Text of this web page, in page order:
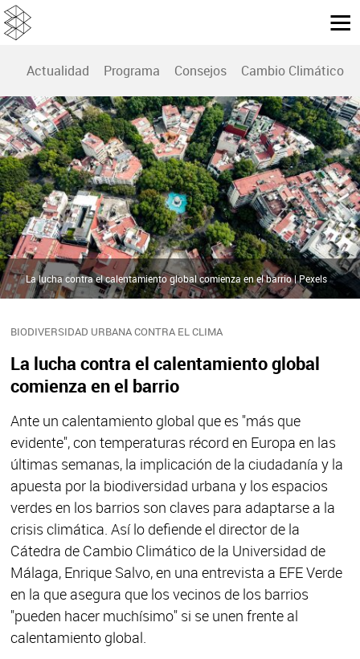
Actualidad Programa Consejos Cambio Climático
BIODIVERSIDAD URBANA CONTRA EL CLIMA
La lucha contra el calentamiento global
comienza en el barrio
Ante un calentamiento global que es "más que
evidente", con temperaturas récord en Europa en las
últimas semanas, la implicación de la ciudadanía y la
apuesta por la biodiversidad urbana y los espacios
verdes en los barrios son claves para adaptarse a la
crisis climática. Así lo defiende el director de la
Cátedra de Cambio Climático de la Universidad de
Málaga, Enrique Salvo, en una entrevista a EFE Verde
en la que asegura que los vecinos de los barrios
"pueden hacer muchísimo" si se unen frente al
calentamiento global.
La lucha contra el calentamiento global comienza en el barrio | Pexels